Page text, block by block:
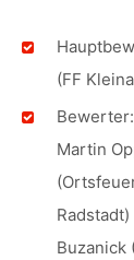
(FF
Martin
Buzanick